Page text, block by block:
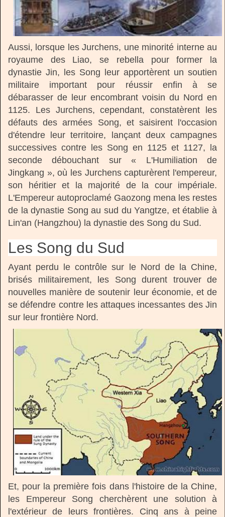
Aussi, lorsque les Jurchens, une minorité interne au
royaume des Liao, se rebella pour former la
dynastie Jin, les Song leur apportèrent un soutien
militaire important pour réussir enfin à se
débarasser de leur encombrant voisin du Nord en
1125. Les Jurchens, cependant, constatèrent les
défauts des armées Song, et saisirent l'occasion
d'étendre leur territoire, lançant deux campagnes
successives contre les Song en 1125 et 1127, la
seconde débouchant sur « L'Humiliation de
Jingkang », où les Jurchens capturèrent l'empereur,
son héritier et la majorité de la cour impériale.
L'Empereur autoproclamé Gaozong mena les restes
de la dynastie Song au sud du Yangtze, et établie à
Lin'an (Hangzhou) la dynastie des Song du Sud.
Les Song du Sud
Ayant perdu le contrôle sur le Nord de la Chine,
brisés militairement, les Song durent trouver de
nouvelles manière de soutenir leur économie, et de
se défendre contre les attaques incessantes des Jin
sur leur frontière Nord.
Et, pour la première fois dans l'histoire de la Chine,
les Empereur Song cherchèrent une solution à
l'extérieur de leurs frontières. Cinq ans à peine